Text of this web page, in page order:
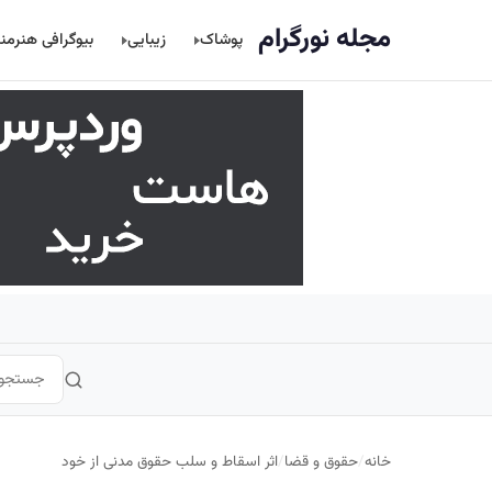
مجله نورگرام پوشاک زیبایی بیوگرافی
خانه/حقوق و قضا/اثر اسقاط و سلب حقوق مدنی از خود